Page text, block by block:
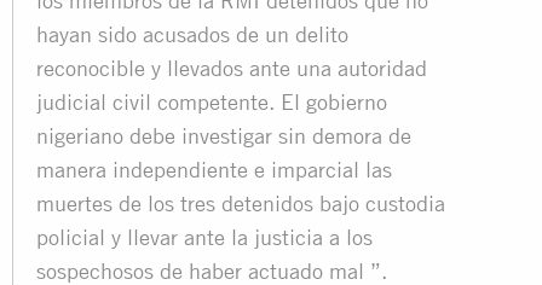
hayan sido acusados ​​de un delito
reconocible y llevados ante una autoridad
judicial civil competente. El gobierno
nigeriano debe investigar sin demora de
manera independiente e imparcial las
muertes de los tres detenidos bajo custodia
policial y llevar ante la justicia a los
sospechosos de haber actuado mal ”.